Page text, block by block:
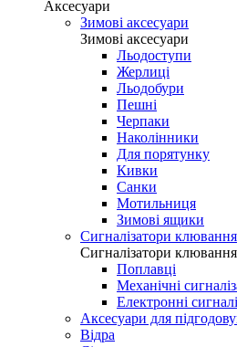
Аксесуари
Зимові аксесуари
Зимові аксесуари
Льодоступи
Жерлиці
Льодобури
Пешні
Черпаки
Наколінники
Для порятунку
Кивки
Санки
Мотильниця
Зимові ящики
Сигналізатори клювання
Сигналізатори клювання
Поплавці
Механічні
Електронні
Аксесуари для
Відра